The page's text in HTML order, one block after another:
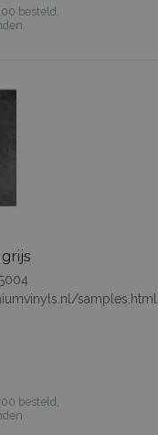
besteld,
samples.html
besteld,